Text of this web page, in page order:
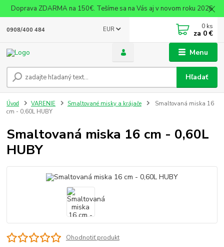
Doprava ZDARMA na 150€. Tešíme sa na Vás aj v novom roku 2026
Menu
EUR
Hľadať
0908/400 484 0 ks
za 0 €
Úvod VARENIE Smaltované misky a krájače
Smaltovaná miska 16
cm - 0,60L HUBY
Smaltovaná miska 16 cm - 0,60L
HUBY
Ohodnotiť produkt